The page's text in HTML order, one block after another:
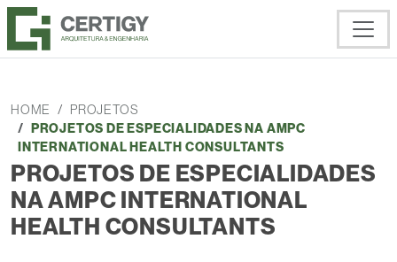
HOME
PROJETOS
PROJETOS DE ESPECIALIDADES NA AMPC
INTERNATIONAL HEALTH CONSULTANTS
PROJETOS DE ESPECIALIDADES
NA AMPC INTERNATIONAL
HEALTH CONSULTANTS